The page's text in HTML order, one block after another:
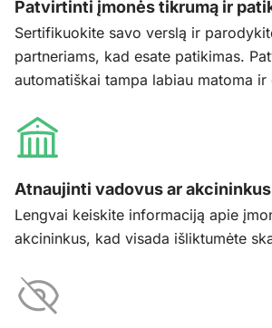
Patvirtinti įmonės tikrumą ir
Sertifikuokite savo verslą ir
partneriams, kad esate patikimas.
automatiškai tampa labiau matoma ir
Atnaujinti vadovus ar akcininkus
Lengvai keiskite informaciją apie
akcininkus, kad visada išliktumėte